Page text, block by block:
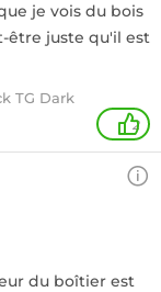
je vois du bois
être juste qu'il est
TG Dark
2
du boîtier est